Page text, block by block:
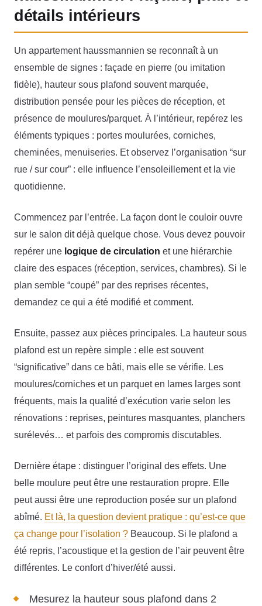
détails intérieurs
Un appartement haussmannien se reconnaît à un
ensemble de signes : façade en pierre (ou imitation
fidèle), hauteur sous plafond souvent marquée,
distribution pensée pour les pièces de réception, et
présence de moulures/parquet. À l’intérieur, repérez les
éléments typiques : portes moulurées, corniches,
cheminées, menuiseries. Et observez l’organisation “sur
rue / sur cour” : elle influence l’ensoleillement et la vie
quotidienne.
Commencez par l’entrée. La façon dont le couloir ouvre
sur le salon dit déjà quelque chose. Vous devez pouvoir
repérer une logique de circulation et une hiérarchie
claire des espaces (réception, services, chambres). Si le
plan semble “coupé” par des reprises récentes,
demandez ce qui a été modifié et comment.
Ensuite, passez aux pièces principales. La hauteur sous
plafond est un repère simple : elle est souvent
“significative” dans ce bâti, mais elle se vérifie. Les
moulures/corniches et un parquet en lames larges sont
fréquents, mais la qualité d’exécution varie selon les
rénovations : reprises, peintures masquantes, planchers
surélevés… et parfois des compromis discutables.
Dernière étape : distinguer l’original des effets. Une
belle moulure peut être une restauration propre. Elle
peut aussi être une reproduction posée sur un plafond
abîmé. Et là, la question devient pratique : qu’est-ce que
ça change pour l’isolation ? Beaucoup. Si le plafond a
été repris, l’acoustique et la gestion de l’air peuvent être
différentes. Le confort d’hiver/été aussi.
Mesurez la hauteur sous plafond dans 2